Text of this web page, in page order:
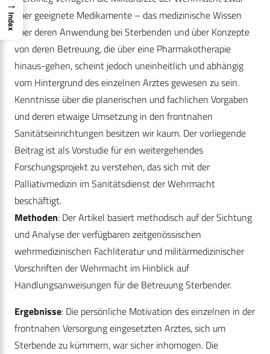
über geeignete Medikamente – das medizinische Wissen
über deren Anwendung bei Sterbenden und über Konzepte
von deren Betreuung, die über eine Pharmakotherapie
hinaus-gehen, scheint jedoch uneinheitlich und abhängig
vom Hintergrund des einzelnen Arztes gewesen zu sein.
Kenntnisse über die planerischen und fachlichen Vorgaben
und deren etwaige Umsetzung in den frontnahen
Sanitätseinrichtungen besitzen wir kaum. Der vorliegende
Beitrag ist als Vorstudie für ein weitergehendes
Forschungsprojekt zu verstehen, das sich mit der
Palliativmedizin im Sanitätsdienst der Wehrmacht
beschäftigt.
Methoden: Der Artikel basiert methodisch auf der Sichtung
und Analyse der verfügbaren zeitgenössischen
wehrmedizinischen Fachliteratur und militärmedizinischer
Vorschriften der Wehrmacht im Hinblick auf
Handlungsanweisungen für die Betreuung Sterbender.
Ergebnisse: Die persönliche Motivation des einzelnen in der
frontnahen Versorgung eingesetzten Arztes, sich um
Sterbende zu kümmern, war sicher inhomogen. Die
→
Index